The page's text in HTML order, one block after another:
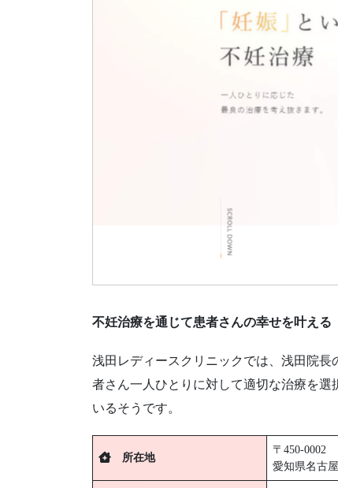
不妊治療を通じて患者さんの幸せを叶える
浅田レディースクリニックでは、浅田院
者さん一人ひとりに対して適切な治療を
いるそうです。
所在地
〒450-0002
愛知県名古